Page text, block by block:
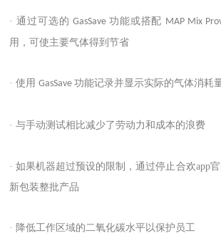
· 通过可选的GasSave功能或搭配 MAP Mix
用，可使主要气体得到节省
· 使用GasSave功能记录并显示实际的气体消耗量
· 与手动测试相比减少了劳动力和成本的浪费
· 如果机器超过预设的限制，通过停止合欢app
新包装整批产品
· 降低工作区域的二氧化碳水平以保护员工